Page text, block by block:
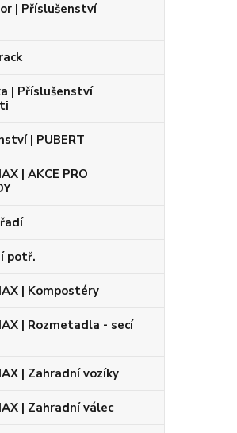
| Příslušenství
| Příslušenství
| PUBERT
| AKCE PRO
potř.
| Kompostéry
| Rozmetadla - secí
| Zahradní vozíky
| Zahradní válec